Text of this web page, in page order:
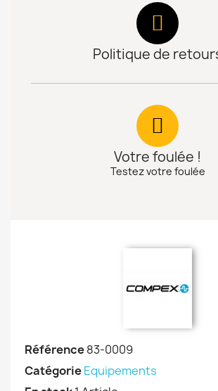
Politique de
Votre foulée !
Testez votre foulée
Référence83-0009
CatégorieEquipements